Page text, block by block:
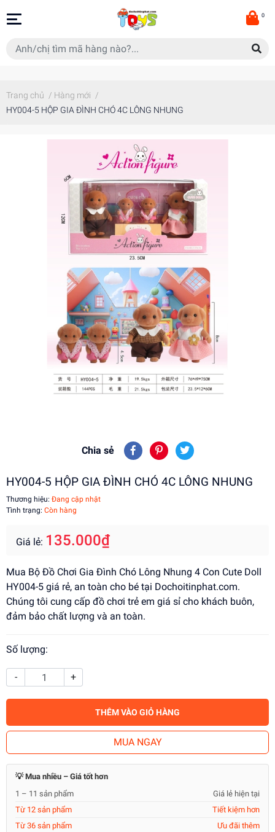
0
Trang chủ / Hàng mới /
HY004-5 HỘP GIA ĐÌNH CHÓ 4C LÔNG NHUNG
Chia sẻ
HY004-5 HỘP GIA ĐÌNH CHÓ 4C LÔNG NHUNG
Thương hiệu: Đang cập nhật
Tình trạng: Còn hàng
Giá lẻ: 135.000₫
Mua Bộ Đồ Chơi Gia Đình Chó Lông Nhung 4 Con Cute Doll
HY004-5 giá rẻ, an toàn cho bé tại Dochoitinphat.com.
Chúng tôi cung cấp đồ chơi trẻ em giá sỉ cho khách buôn,
đảm bảo chất lượng và an toàn.
Số lượng:
- +
THÊM VÀO GIỎ HÀNG
MUA NGAY
💡 Mua nhiều – Giá tốt hơn
1 – 11 sản phẩm
Giá lẻ hiện tại
Từ 12 sản phẩm
Tiết kiệm hơn
Từ 36 sản phẩm
Ưu đãi thêm